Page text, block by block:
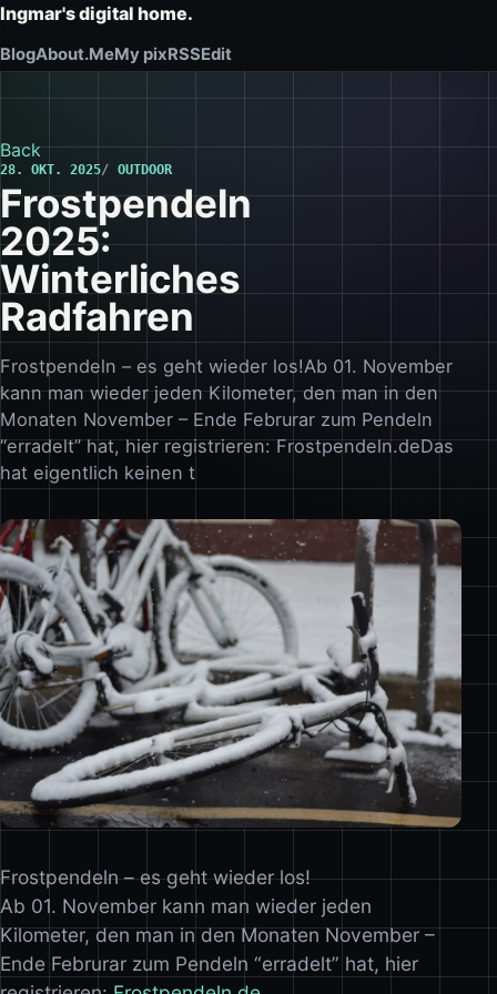
Ingmar's digital home.
BlogAbout.MeMy pixRSSEdit
Back
28. OKT. 2025 OUTDOOR
Frostpendeln
2025:
Winterliches
Radfahren
Frostpendeln – es geht wieder los!Ab 01. November
kann man wieder jeden Kilometer, den man in den
Monaten November – Ende Februrar zum Pendeln
“erradelt” hat, hier registrieren: Frostpendeln.deDas
hat eigentlich keinen t
Frostpendeln – es geht wieder los!
Ab 01. November kann man wieder jeden
Kilometer, den man in den Monaten November –
Ende Februrar zum Pendeln “erradelt” hat, hier